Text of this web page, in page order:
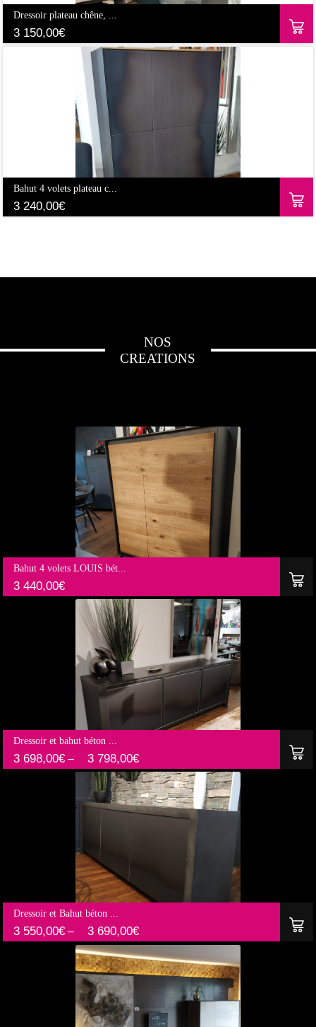
Dressoir plateau chêne, ...
3 150,00€
Bahut 4 volets plateau c...
3 240,00€
NOS
CREATIONS
Bahut 4 volets LOUIS bét...
3 440,00€
Dressoir et bahut béton ...
3 698,00€ – 3 798,00€
Dressoir et Bahut béton ...
3 550,00€ – 3 690,00€